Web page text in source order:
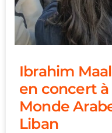
Ibrahim
en concert
Monde
Liban